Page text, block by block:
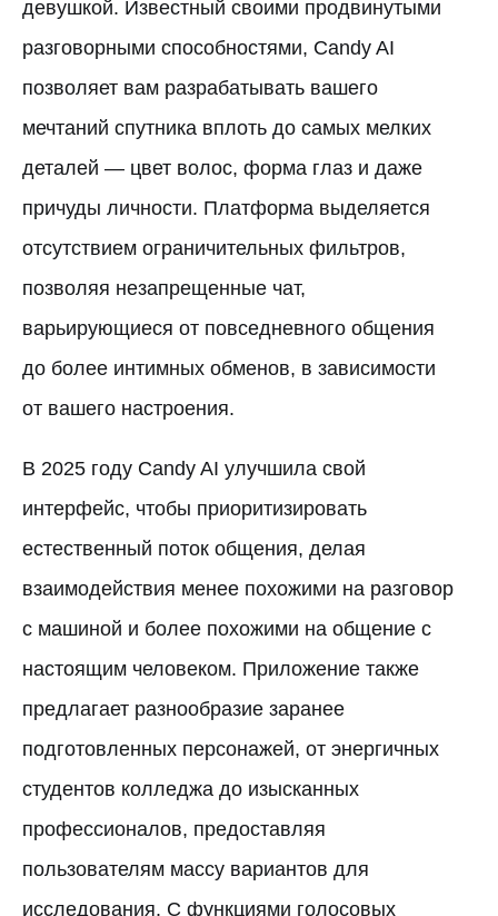
девушкой. Известный своими продвинутыми
разговорными способностями, Candy AI
позволяет вам разрабатывать вашего
мечтаний спутника вплоть до самых мелких
деталей — цвет волос, форма глаз и даже
причуды личности. Платформа выделяется
отсутствием ограничительных фильтров,
позволяя незапрещенные чат,
варьирующиеся от повседневного общения
до более интимных обменов, в зависимости
от вашего настроения.
В 2025 году Candy AI улучшила свой
интерфейс, чтобы приоритизировать
естественный поток общения, делая
взаимодействия менее похожими на разговор
с машиной и более похожими на общение с
настоящим человеком. Приложение также
предлагает разнообразие заранее
подготовленных персонажей, от энергичных
студентов колледжа до изысканных
профессионалов, предоставляя
пользователям массу вариантов для
исследования. С функциями голосовых